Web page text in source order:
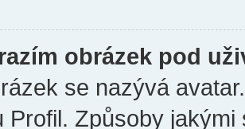
obrázek pod
se nazývá
Profil. Způsoby